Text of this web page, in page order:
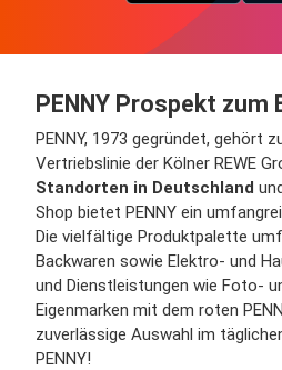
PENNY Prospekt zum
PENNY, 1973 gegründet, gehört
Vertriebslinie der Kölner REWE
Standorten in Deutschland
Shop bietet PENNY ein
Die vielfältige Produktpalette
Backwaren sowie Elektro- und
und Dienstleistungen wie Foto-
Eigenmarken mit dem roten
zuverlässige Auswahl im
PENNY!